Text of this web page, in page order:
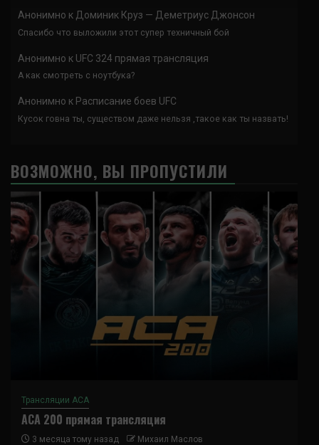
Анонимно к Доминик Круз — Деметриус Джонсон
Спасибо что выложили этот супер техничный бой
Анонимно к UFC 324 прямая трансляция
А как смотреть с ноутбука?
Анонимно к Расписание боев UFC
Кусок говна ты, существом даже нельзя ,такое как ты назвать!
ВОЗМОЖНО, ВЫ ПРОПУСТИЛИ
Трансляции ACA
ACA 200 прямая трансляция
3 месяца тому назад Михаил Маслов